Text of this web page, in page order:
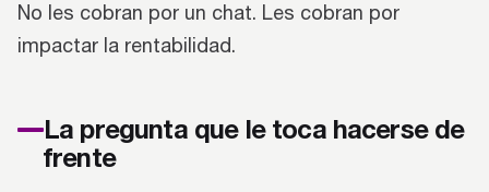
No les cobran por un chat. Les cobran por
impactar la rentabilidad.
La pregunta que le toca hacerse de
frente